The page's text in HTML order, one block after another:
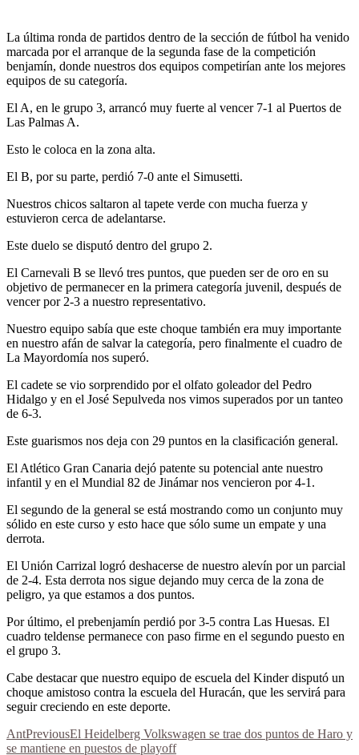
La última ronda de partidos dentro de la sección de fútbol ha venido
marcada por el arranque de la segunda fase de la competición
benjamín, donde nuestros dos equipos competirían ante los mejores
equipos de su categoría.
El A, en le grupo 3, arrancó muy fuerte al vencer 7-1 al Puertos de
Las Palmas A.
Esto le coloca en la zona alta.
El B, por su parte, perdió 7-0 ante el Simusetti.
Nuestros chicos saltaron al tapete verde con mucha fuerza y
estuvieron cerca de adelantarse.
Este duelo se disputó dentro del grupo 2.
El Carnevali B se llevó tres puntos, que pueden ser de oro en su
objetivo de permanecer en la primera categoría juvenil, después de
vencer por 2-3 a nuestro representativo.
Nuestro equipo sabía que este choque también era muy importante
en nuestro afán de salvar la categoría, pero finalmente el cuadro de
La Mayordomía nos superó.
El cadete se vio sorprendido por el olfato goleador del Pedro
Hidalgo y en el José Sepulveda nos vimos superados por un tanteo
de 6-3.
Este guarismos nos deja con 29 puntos en la clasificación general.
El Atlético Gran Canaria dejó patente su potencial ante nuestro
infantil y en el Mundial 82 de Jinámar nos vencieron por 4-1.
El segundo de la general se está mostrando como un conjunto muy
sólido en este curso y esto hace que sólo sume un empate y una
derrota.
El Unión Carrizal logró deshacerse de nuestro alevín por un parcial
de 2-4. Esta derrota nos sigue dejando muy cerca de la zona de
peligro, ya que estamos a dos puntos.
Por último, el prebenjamín perdió por 3-5 contra Las Huesas. El
cuadro teldense permanece con paso firme en el segundo puesto en
el grupo 3.
Cabe destacar que nuestro equipo de escuela del Kinder disputó un
choque amistoso contra la escuela del Huracán, que les servirá para
seguir creciendo en este deporte.
AntPreviousEl Heidelberg Volkswagen se trae dos puntos de Haro y
se mantiene en puestos de playoff